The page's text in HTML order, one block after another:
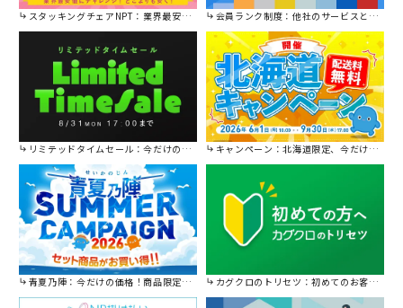
スタッキングチェアNPT：業界最安値に挑戦！ 会員ランク制度：他社のサービスと比較してください。
リミテッドタイムセール：今だけの限定セール。 キャンペーン：北海道限定、今だけ送料無料！
青夏乃陣：今だけの価格！商品限定セール開催中です。 カグクロのトリセツ：初めてのお客様はこちら。